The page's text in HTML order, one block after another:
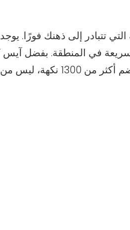
في المنطقة. بفضل آيس
المجمدة المميزة، ومشروباتنا،